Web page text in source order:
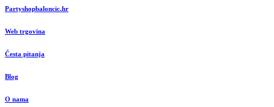
Partyshopbaloncic.hr
Web trgovina
Česta pitanja
Blog
O nama